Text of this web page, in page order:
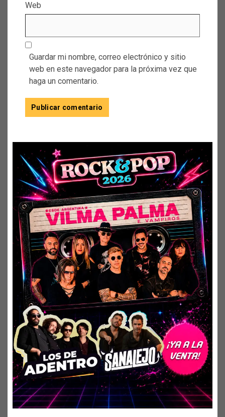
Web
Guardar mi nombre, correo electrónico y sitio
web en este navegador para la próxima vez que
haga un comentario.